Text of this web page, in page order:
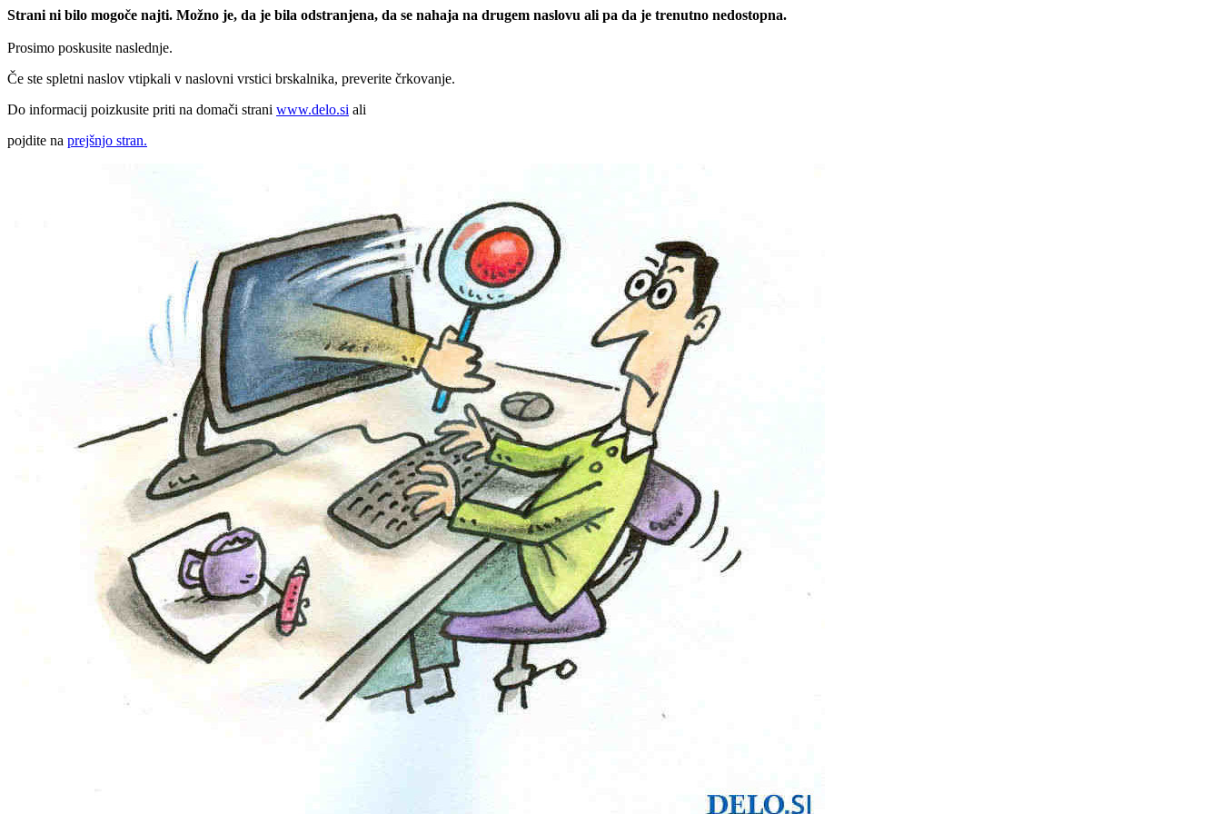
Strani ni bilo mogoče najti. Možno je, da je bila odstranjena, da se nahaja na drugem naslovu ali pa da je trenutno nedostopna.
Prosimo poskusite naslednje.
Če ste spletni naslov vtipkali v naslovni vrstici brskalnika, preverite črkovanje.
Do informacij poizkusite priti na domači strani www.delo.si ali
pojdite na prejšnjo stran.